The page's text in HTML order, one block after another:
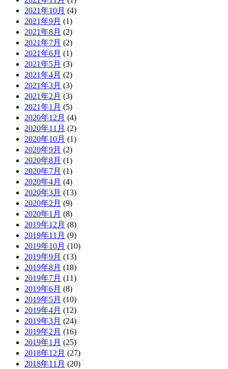
2021年10月 (4)
2021年9月 (1)
2021年8月 (2)
2021年7月 (2)
2021年6月 (1)
2021年5月 (3)
2021年4月 (2)
2021年3月 (3)
2021年2月 (3)
2021年1月 (5)
2020年12月 (4)
2020年11月 (2)
2020年10月 (1)
2020年9月 (2)
2020年8月 (1)
2020年7月 (1)
2020年4月 (4)
2020年3月 (13)
2020年2月 (9)
2020年1月 (8)
2019年12月 (8)
2019年11月 (9)
2019年10月 (10)
2019年9月 (13)
2019年8月 (18)
2019年7月 (11)
2019年6月 (8)
2019年5月 (10)
2019年4月 (12)
2019年3月 (24)
2019年2月 (16)
2019年1月 (25)
2018年12月 (27)
2018年11月 (20)